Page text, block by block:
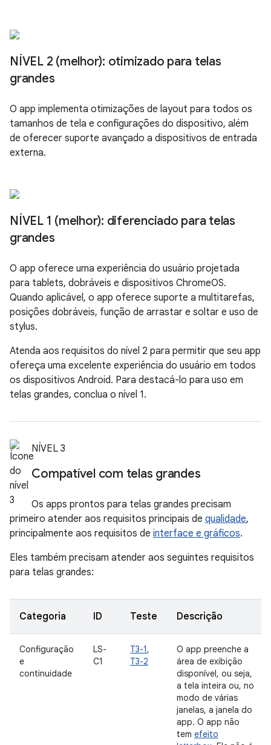
NÍVEL 2 (melhor): otimizado para telas
grandes
O app implementa otimizações de layout para todos os
tamanhos de tela e configurações do dispositivo, além
de oferecer suporte avançado a dispositivos de entrada
externa.
NÍVEL 1 (melhor): diferenciado para telas
grandes
O app oferece uma experiência do usuário projetada
para tablets, dobráveis e dispositivos ChromeOS.
Quando aplicável, o app oferece suporte a multitarefas,
posições dobráveis, função de arrastar e soltar e uso de
stylus.
Atenda aos requisitos do nível 2 para permitir que seu app
ofereça uma excelente experiência do usuário em todos
os dispositivos Android. Para destacá-lo para uso em
telas grandes, conclua o nível 1.
NÍVEL 3
Compatível com telas grandes
Os apps prontos para telas grandes precisam
primeiro atender aos requisitos principais de qualidade,
principalmente aos requisitos de interface e gráficos.
Eles também precisam atender aos seguintes requisitos
para telas grandes:
Categoria ID Teste Descrição
Configuração
e
continuidade
LS-
C1
T3-1,
T3-2
O app preenche a
área de exibição
disponível, ou seja,
a tela inteira ou, no
modo de várias
janelas, a janela do
app. O app não
tem efeito